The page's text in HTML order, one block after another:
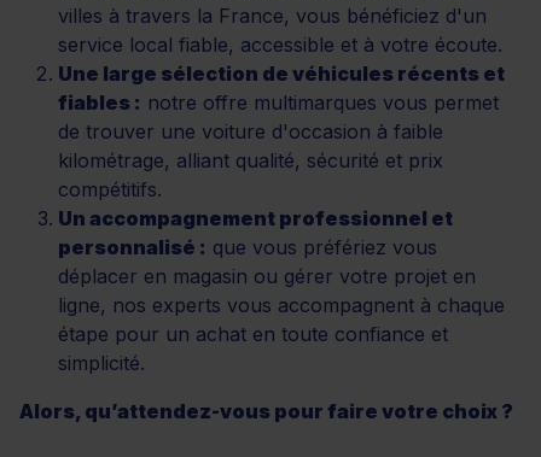
villes à travers la France, vous bénéficiez d'un
service local fiable, accessible et à votre écoute.
Une large sélection de véhicules récents et
fiables : notre offre multimarques vous permet
de trouver une voiture d'occasion à faible
kilométrage, alliant qualité, sécurité et prix
compétitifs.
Un accompagnement professionnel et
personnalisé : que vous préfériez vous
déplacer en magasin ou gérer votre projet en
ligne, nos experts vous accompagnent à chaque
étape pour un achat en toute confiance et
simplicité.
Alors, qu’attendez-vous pour faire votre choix ?